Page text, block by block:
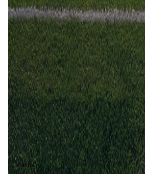
Aasane
Hoedd
10
22 apr 2023
Hoedd
Aasane
11
Aasane (1) 20%
Gelijk (3)60%
Hoedd (1) 20%
Voetbal